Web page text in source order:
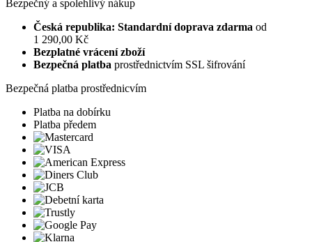
Bezpečný a spolehlivý nákup
Česká republika: Standardní doprava zdarma od
1 290,00 Kč
Bezplatné vrácení zboží
Bezpečná platba prostřednictvím SSL šifrování
Bezpečná platba prostřednicvím
Platba na dobírku
Platba předem